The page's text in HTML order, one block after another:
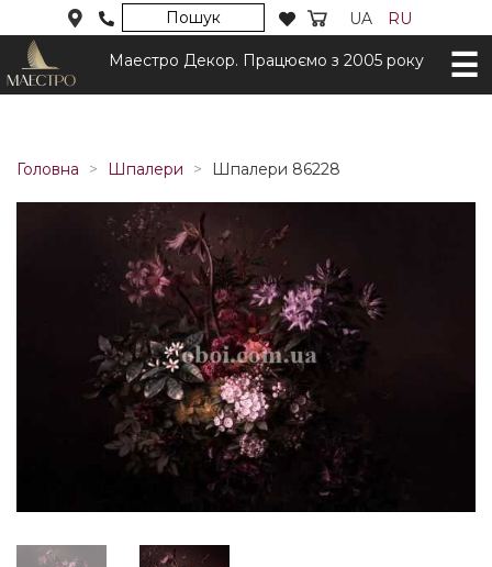
Пошук UA RU
Маестро Декор. Працюємо з 2005 року
Головна Шпалери Шпалери 86228